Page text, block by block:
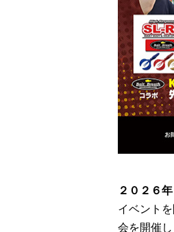
２０２６
イベントを
会を開催し